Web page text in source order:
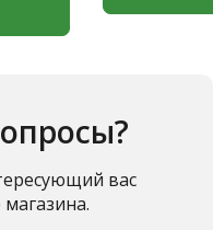
вас